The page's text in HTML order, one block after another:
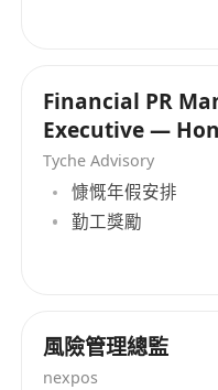
五天工作周（星
銀行假
Financial PR
Executive —
Tyche Advisory
慷慨年假安排
勤工獎勵
風險管理總監
nexpos